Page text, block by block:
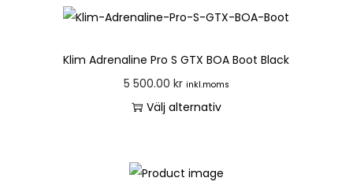
Klim Adrenaline Pro S GTX BOA Boot Black
5 500.00 kr inkl.moms
Välj alternativ